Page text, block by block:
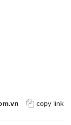
copy link